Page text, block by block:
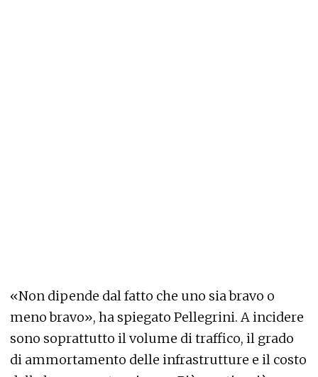
«Non dipende dal fatto che uno sia bravo o
meno bravo», ha spiegato Pellegrini. A incidere
sono soprattutto il volume di traffico, il grado
di ammortamento delle infrastrutture e il costo